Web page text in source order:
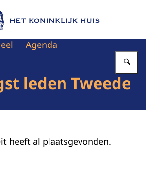
homepage van Het Koninklijk Huis
Agenda
leden Tweede
heeft al plaatsgevonden.